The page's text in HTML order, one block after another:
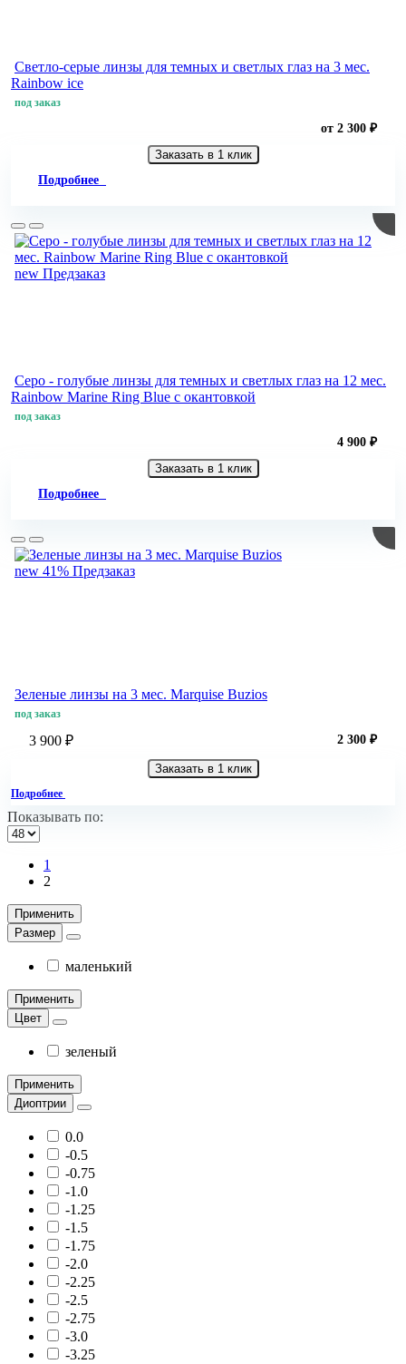
Светло-серые линзы для темных и светлых глаз на 3 мес.
Rainbow ice
под заказ
от 2 300 ₽
Заказать в 1 клик
Подробнее
new Предзаказ
Серо - голубые линзы для темных и светлых глаз на 12 мес.
Rainbow Marine Ring Blue с окантовкой
под заказ
4 900 ₽
Заказать в 1 клик
Подробнее
new 41% Предзаказ
Зеленые линзы на 3 мес. Marquise Buzios
под заказ
3 900 ₽ 2 300 ₽
Заказать в 1 клик
Подробнее
Показывать по:
1
2
Применить
Размер
маленький
Применить
Цвет
зеленый
Применить
Диоптрии
0.0
-0.5
-0.75
-1.0
-1.25
-1.5
-1.75
-2.0
-2.25
-2.5
-2.75
-3.0
-3.25